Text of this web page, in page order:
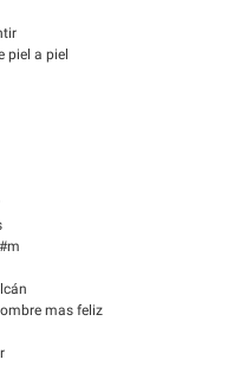
piel a piel
mas feliz